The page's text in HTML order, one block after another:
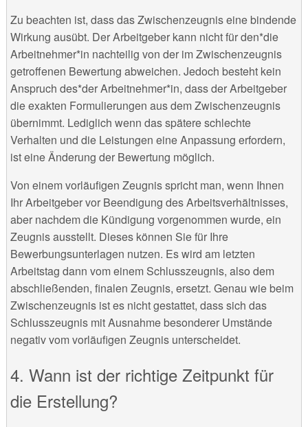
Zu beachten ist, dass das Zwischenzeugnis eine bindende
Wirkung ausübt. Der Arbeitgeber kann nicht für den*die
Arbeitnehmer*in nachteilig von der im Zwischenzeugnis
getroffenen Bewertung abweichen. Jedoch besteht kein
Anspruch des*der Arbeitnehmer*in, dass der Arbeitgeber
die exakten Formulierungen aus dem Zwischenzeugnis
übernimmt. Lediglich wenn das spätere schlechte
Verhalten und die Leistungen eine Anpassung erfordern,
ist eine Änderung der Bewertung möglich.
Von einem vorläufigen Zeugnis spricht man, wenn Ihnen
Ihr Arbeitgeber vor Beendigung des Arbeitsverhältnisses,
aber nachdem die Kündigung vorgenommen wurde, ein
Zeugnis ausstellt. Dieses können Sie für Ihre
Bewerbungsunterlagen nutzen. Es wird am letzten
Arbeitstag dann vom einem Schlusszeugnis, also dem
abschließenden, finalen Zeugnis, ersetzt. Genau wie beim
Zwischenzeugnis ist es nicht gestattet, dass sich das
Schlusszeugnis mit Ausnahme besonderer Umstände
negativ vom vorläufigen Zeugnis unterscheidet.
4. Wann ist der richtige Zeitpunkt für
die Erstellung?